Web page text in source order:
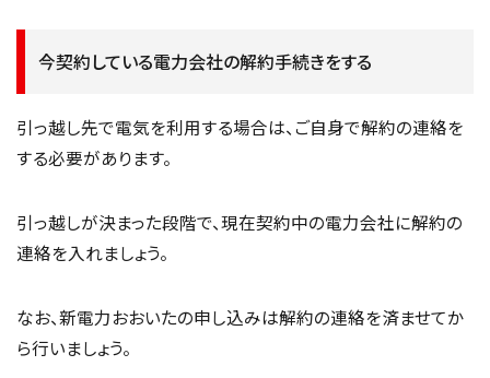
今契約している電力会社の解約手続きをする
引っ越し先で電気を利用する場合は、ご自身で解約の連絡を
する必要があります。
引っ越しが決まった段階で、現在契約中の電力会社に解約の
連絡を入れましょう。
なお、新電力おおいたの申し込みは解約の連絡を済ませてか
ら行いましょう。